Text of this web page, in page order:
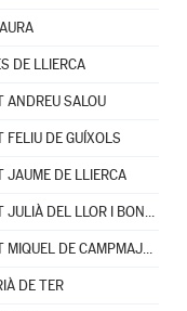
DE LLIERCA
ANDREU SALOU
FELIU DE GUÍXOLS
JAUME DE LLIERCA
SANT JULIÀ DEL LLOR I BONMATÍ
SANT MIQUEL DE CAMPMAJOR
DE TER